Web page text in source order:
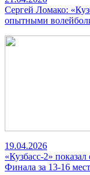
Сергей Ломако:
опытными
19.04.2026
«Кузбасс-2»
Финала за 13-16